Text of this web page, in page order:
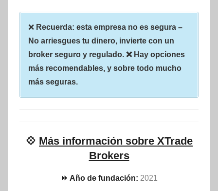
❌ Recuerda: esta empresa no es segura –
No arriesgues tu dinero, invierte con un
broker seguro y regulado. ❌ Hay opciones
más recomendables, y sobre todo mucho
más seguras.
💠 Más información sobre XTrade
Brokers
⏩ Año de fundación: 2021